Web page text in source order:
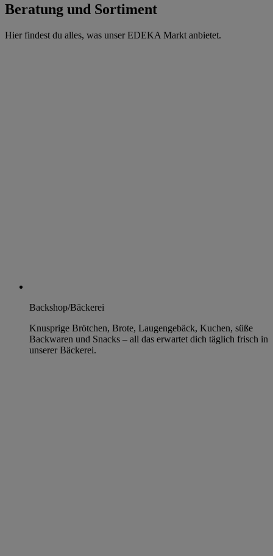
Beratung und Sortiment
Hier findest du alles, was unser EDEKA Markt anbietet.
Backshop/Bäckerei
Knusprige Brötchen, Brote, Laugengebäck, Kuchen, süße
Backwaren und Snacks – all das erwartet dich täglich frisch in
unserer Bäckerei.